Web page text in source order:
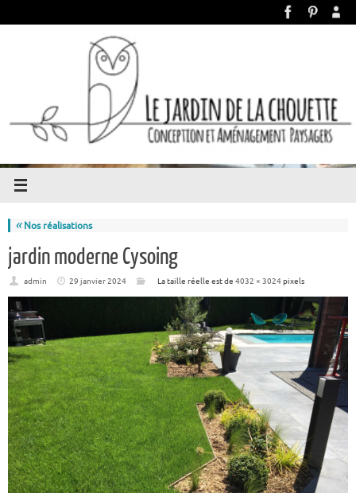
«Nos réalisations
jardin moderne Cysoing
admin 29 janvier 2024 La taille réelle est de 4032 × 3024pixels